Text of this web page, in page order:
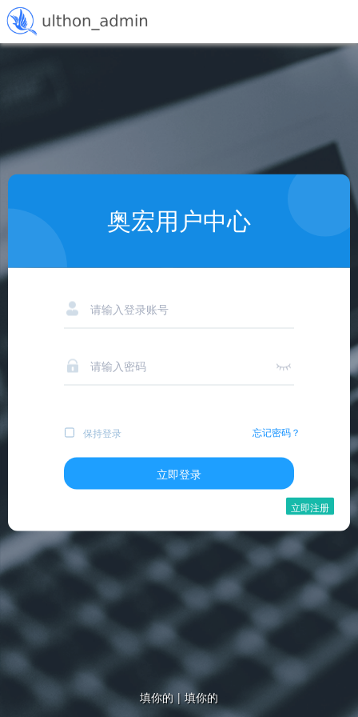
奥宏用户中心
保持登录 忘记密码？
立即登录
立即注册
填你的 | 填你的